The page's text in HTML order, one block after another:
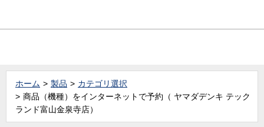
ホーム 製品
カテゴリ選択
商品（機種）をインターネットで予約（ ヤマダデンキ テック
ランド富山金泉寺店）